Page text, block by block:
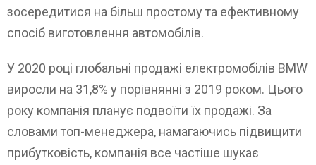
зосередитися на більш простому та ефективному
спосіб виготовлення автомобілів.
У 2020 році глобальні продажі електромобілів BMW
виросли на 31,8% у порівнянні з 2019 роком. Цього
року компанія планує подвоїти їх продажі. За
словами топ-менеджера, намагаючись підвищити
прибутковість, компанія все частіше шукає